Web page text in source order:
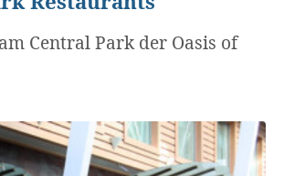
Central Park der Oasis of